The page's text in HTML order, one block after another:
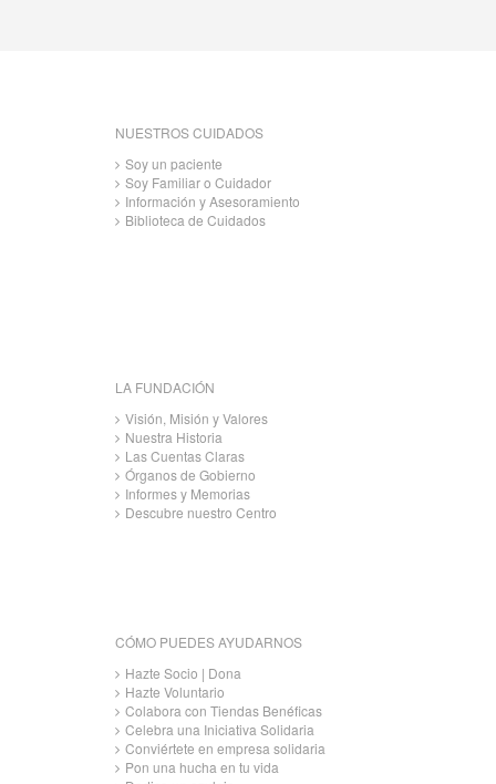
NUESTROS CUIDADOS
Soy un paciente
Soy Familiar o Cuidador
Información y Asesoramiento
Biblioteca de Cuidados
LA FUNDACIÓN
Visión, Misión y Valores
Nuestra Historia
Las Cuentas Claras
Órganos de Gobierno
Informes y Memorias
Descubre nuestro Centro
CÓMO PUEDES AYUDARNOS
Hazte Socio | Dona
Hazte Voluntario
Colabora con Tiendas Benéficas
Celebra una Iniciativa Solidaria
Conviértete en empresa solidaria
Pon una hucha en tu vida